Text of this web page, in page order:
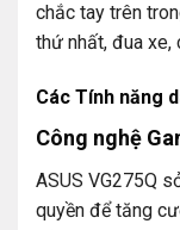
chắc tay trên
thứ nhất, đua xe,
Các Tính năng
Công nghệ
ASUS VG275Q
quyền để tăng